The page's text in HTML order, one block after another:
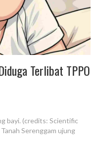
Terlibat TPPO
bayi. (credits: Scientific
Serenggam ujung